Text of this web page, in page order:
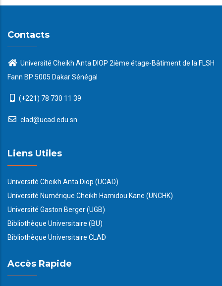
Contacts
Université Cheikh Anta DIOP 2ième étage-Bâtiment de la FLSH
Fann BP 5005 Dakar Sénégal
(+221) 78 730 11 39
clad@ucad.edu.sn
Liens Utiles
Université Cheikh Anta Diop (UCAD)
Université Numérique Cheikh Hamidou Kane (UNCHK)
Université Gaston Berger (UGB)
Bibliothèque Universitaire (BU)
Bibliothèque Universitaire CLAD
Accès Rapide